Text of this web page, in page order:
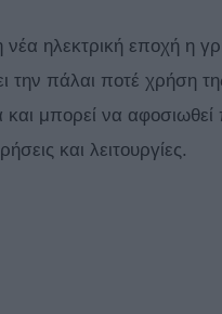
ηλεκτρική εποχή η
την πάλαι ποτέ χρήση
και μπορεί να
και λειτουργίες.